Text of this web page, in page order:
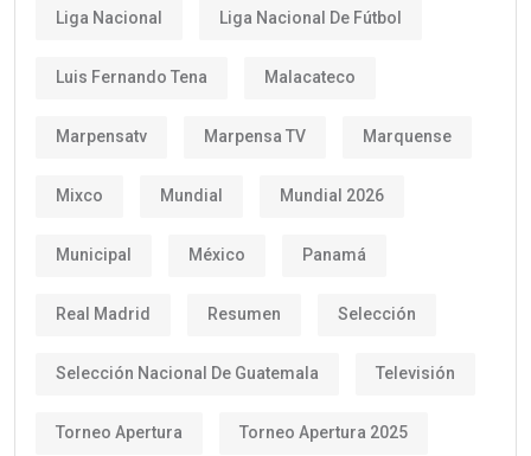
Liga Nacional Liga Nacional De Fútbol
Luis Fernando Tena Malacateco
Marpensatv Marpensa TV Marquense
Mixco Mundial Mundial 2026
Municipal México Panamá
Real Madrid Resumen Selección
Selección Nacional De Guatemala Televisión
Torneo Apertura Torneo Apertura 2025